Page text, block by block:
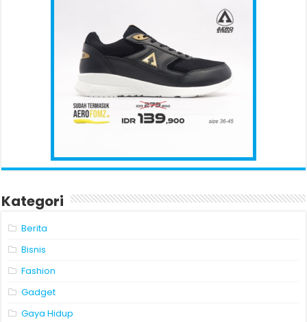
Kategori
Berita
Bisnis
Fashion
Gadget
Gaya Hidup